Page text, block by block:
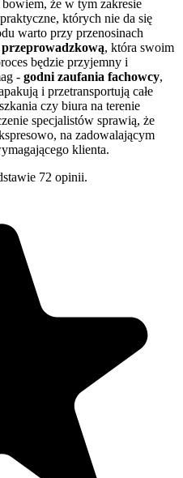
że w tym zakresie
których nie da się
warto przy przenosinach
, która swoim
będzie przyjemny i
- godni zaufania fachowcy,
i przetransportują całe
czy biura na terenie
specjalistów sprawią, że
na zadowalającym
klienta.
72 opinii.